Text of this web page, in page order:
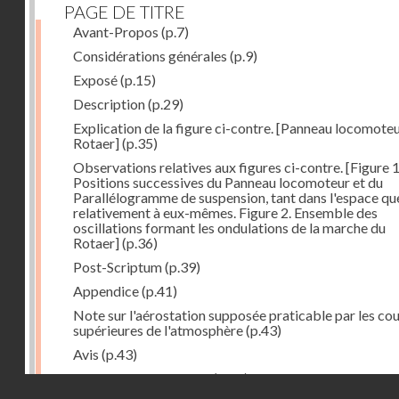
PAGE DE TITRE
Avant-Propos (p.7)
Considérations générales (p.9)
Exposé(p.15)
Description(p.29)
Explication de la figure ci-contre. [Panneau
Rotaer](p.35)
Observations relatives aux figures ci-contre. [Figure
Positions successives du Panneau locomoteur et du
Parallélogramme de suspension, tant dans l'espace
relativement à eux-mêmes. Figure 2. Ensemble des
oscillations formant les ondulations de la marche du
Rotaer](p.36)
Post-Scriptum(p.39)
Appendice(p.41)
Note sur l'aérostation supposée praticable par les
supérieures de l'atmosphère(p.43)
Avis (p.43)
Historique du système(p.44)